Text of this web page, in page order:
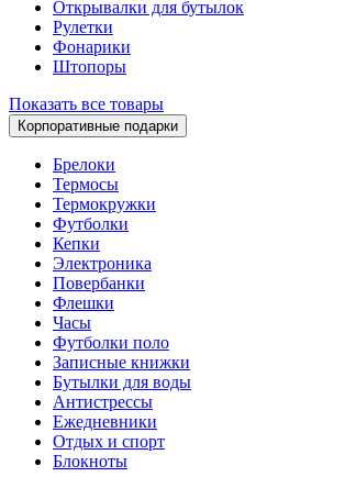
Открывалки для бутылок
Рулетки
Фонарики
Штопоры
Показать все товары
Корпоративные подарки
Брелоки
Термосы
Термокружки
Футболки
Кепки
Электроника
Повербанки
Флешки
Часы
Футболки поло
Записные книжки
Бутылки для воды
Антистрессы
Ежедневники
Отдых и спорт
Блокноты